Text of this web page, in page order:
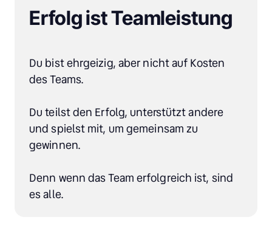
Erfolg ist Teamleistung
Du bist ehrgeizig, aber nicht auf Kosten
des Teams.
Du teilst den Erfolg, unterstützt andere
und spielst mit, um gemeinsam zu
gewinnen.
Denn wenn das Team erfolgreich ist, sind
es alle.